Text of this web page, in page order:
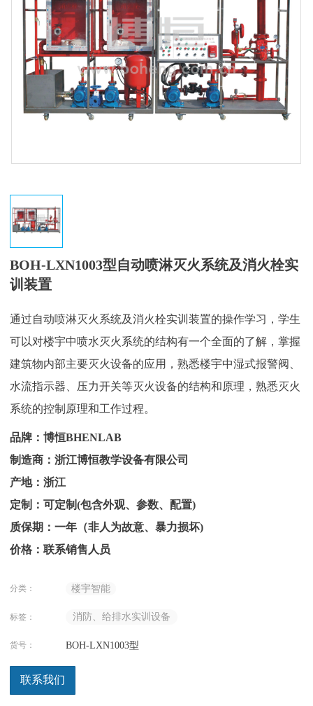
BOH-LXN1003型自动喷淋灭火系统及消火栓实
训装置
通过自动喷淋灭火系统及消火栓实训装置的操作学习，学生
可以对楼宇中喷水灭火系统的结构有一个全面的了解，掌握
建筑物内部主要灭火设备的应用，熟悉楼宇中湿式报警阀、
水流指示器、压力开关等灭火设备的结构和原理，熟悉灭火
系统的控制原理和工作过程。
品牌：博恒BHENLAB
制造商：浙江博恒教学设备有限公司
产地：浙江
定制：可定制(包含外观、参数、配置)
质保期：一年（非人为故意、暴力损坏)
价格：联系销售人员
分类： 楼宇智能
标签： 消防、给排水实训设备
货号： BOH-LXN1003型
联系我们